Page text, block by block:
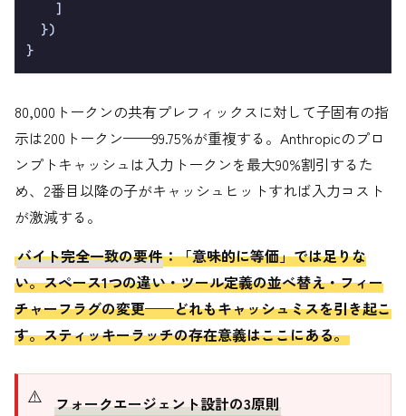
    ]
  })
80,000トークンの共有プレフィックスに対して子固有の指
示は200トークン——99.75%が重複する。Anthropicのプロ
ンプトキャッシュは入力トークンを最大90%割引するた
め、2番目以降の子がキャッシュヒットすれば入力コスト
が激減する。
バイト完全一致の要件：「意味的に等価」では足りな
い。スペース1つの違い・ツール定義の並べ替え・フィー
チャーフラグの変更——どれもキャッシュミスを引き起こ
す。スティッキーラッチの存在意義はここにある。
フォークエージェント設計の3原則